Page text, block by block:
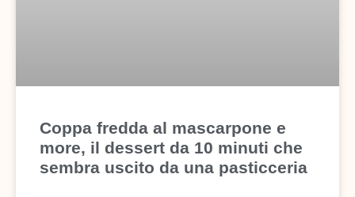
Coppa fredda al mascarpone e
more, il dessert da 10 minuti che
sembra uscito da una pasticceria